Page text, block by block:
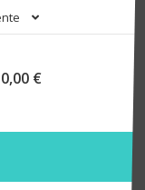
0,00 €